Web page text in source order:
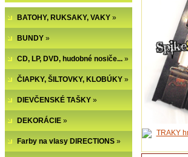
BATOHY, RUKSAKY, VAKY »
BUNDY »
CD, LP, DVD, hudobné nosiče... »
ČIAPKY, ŠILTOVKY, KLOBÚKY »
DIEVČENSKÉ TAŠKY »
DEKORÁCIE »
Farby na vlasy DIRECTIONS »